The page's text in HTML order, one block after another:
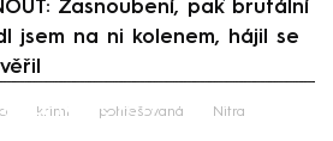
Zasnoubení, pak brutální
jsem na ni kolenem, hájil se
to fetch
krimi pohřešovaná Nitra